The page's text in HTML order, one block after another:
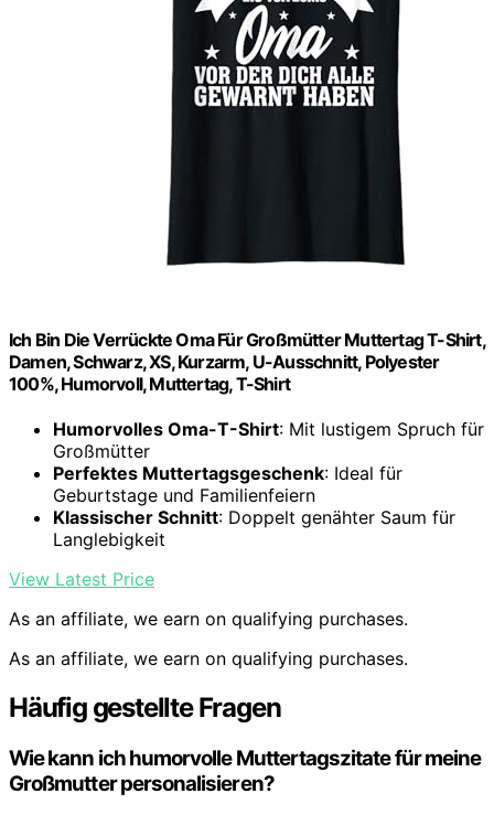
Ich Bin Die Verrückte Oma Für Großmütter Muttertag T-Shirt,
Damen, Schwarz, XS, Kurzarm, U-Ausschnitt, Polyester
100%, Humorvoll, Muttertag, T-Shirt
Humorvolles Oma-T-Shirt: Mit lustigem Spruch für
Großmütter
Perfektes Muttertagsgeschenk: Ideal für
Geburtstage und Familienfeiern
Klassischer Schnitt: Doppelt genähter Saum für
Langlebigkeit
View Latest Price
As an affiliate, we earn on qualifying purchases.
As an affiliate, we earn on qualifying purchases.
Häufig gestellte Fragen
Wie kann ich humorvolle Muttertagszitate für meine
Großmutter personalisieren?